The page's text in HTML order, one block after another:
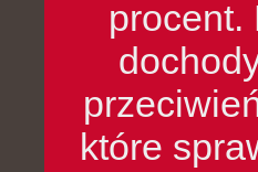
procent.
które